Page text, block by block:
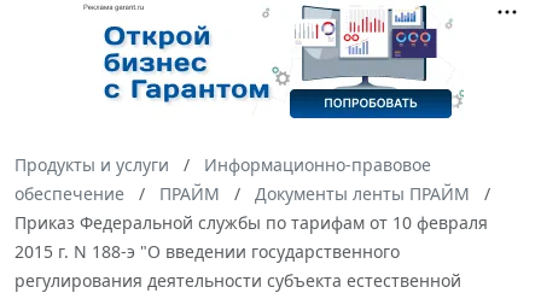
Продукты и услуги
Информационно-правовое
обеспечение
ПРАЙМ
Документы ленты ПРАЙМ
Приказ Федеральной службы по тарифам от 10 февраля
2015 г. N 188-э "О введении государственного
регулирования деятельности субъекта естественной